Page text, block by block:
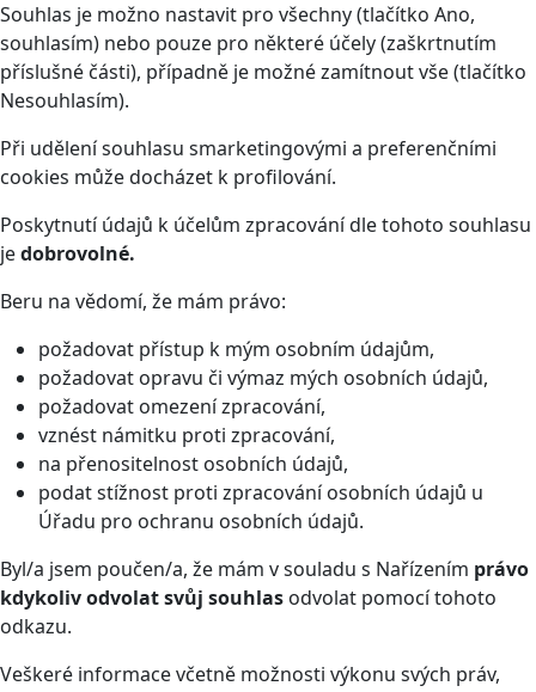
Souhlas je možno nastavit pro všechny (tlačítko Ano,
souhlasím) nebo pouze pro některé účely (zaškrtnutím
příslušné části), případně je možné zamítnout vše (tlačítko
Nesouhlasím).
Při udělení souhlasu smarketingovými a preferenčními
cookies může docházet k profilování.
Poskytnutí údajů k účelům zpracování dle tohoto souhlasu
jedobrovolné.
Beru na vědomí, že mám právo:
požadovat přístup k mým osobním údajům,
požadovat opravu či výmaz mých osobních údajů,
požadovat omezení zpracování,
vznést námitku proti zpracování,
na přenositelnost osobních údajů,
podat stížnost proti zpracování osobních údajů u
Úřadu pro ochranu osobních údajů.
Byl/a jsem poučen/a, že mám v souladu s Nařízením právo
kdykoliv odvolat svůj souhlas odvolat pomocí tohoto
odkazu.
Veškeré informace včetně možnosti výkonu svých práv,